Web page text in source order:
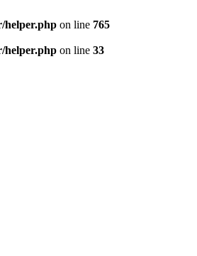
helper.php on line 765
helper.php on line 33